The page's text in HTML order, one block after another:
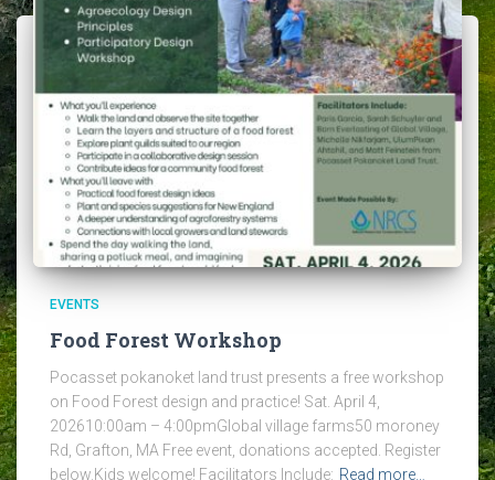
EVENTS
Food Forest Workshop
Pocasset pokanoket land trust presents a free workshop
on Food Forest design and practice! Sat. April 4,
202610:00am – 4:00pmGlobal village farms50 moroney
Rd, Grafton, MA Free event, donations accepted. Register
below.Kids welcome! Facilitators Include: Read more…